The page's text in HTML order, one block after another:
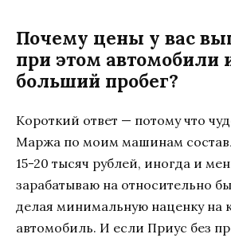
Почему цены у вас
при этом автомобили
больший пробег?
Короткий ответ — потому что
Маржа по моим машинам
15-20 тысяч рублей, иногда и
зарабатываю на относительно
делая минимальную наценку на
автомобиль. И если Приус без